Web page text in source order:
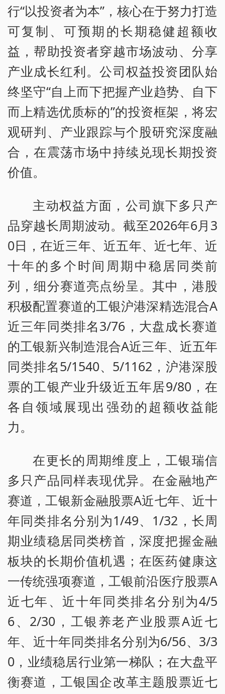
行“以投资者为本”，核心在于努力打造
可复制、可预期的长期稳健超额收
益，帮助投资者穿越市场波动、分享
产业成长红利。公司权益投资团队始
终坚守“自上而下把握产业趋势、自下
而上精选优质标的”的投资框架，将宏
观研判、产业跟踪与个股研究深度融
合，在震荡市场中持续兑现长期投资
价值。
主动权益方面，公司旗下多只产
品穿越长周期波动。截至2026年6月3
0日，在近三年、近五年、近七年、近
十年的多个时间周期中稳居同类前
列，细分赛道亮点纷呈。其中，港股
积极配置赛道的工银沪港深精选混合A
近三年同类排名3/76，大盘成长赛道
的工银新兴制造混合A近三年、近五年
同类排名5/1540、5/1162，沪港深股
票的工银产业升级近五年居9/80，在
各自领域展现出强劲的超额收益能
力。
在更长的周期维度上，工银瑞信
多只产品同样表现优异。在金融地产
赛道，工银新金融股票A近七年、近十
年同类排名分别为1/49、1/32，长周
期业绩稳居同类榜首，深度把握金融
板块的长期价值机遇；在医药健康这
一传统强项赛道，工银前沿医疗股票A
近七年、近十年同类排名分别为4/5
6、2/30，工银养老产业股票A近七
年、近十年同类排名分别为6/56、3/3
0，业绩稳居行业第一梯队；在大盘平
衡赛道，工银国企改革主题股票近七